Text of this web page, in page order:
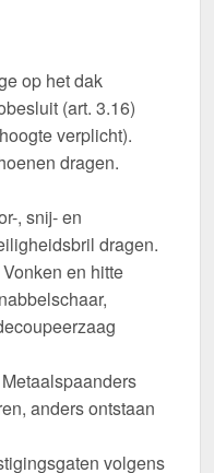
op het dak
(art. 3.16)
verplicht).
dragen.
, snij- en
dragen.
en hitte
anders ontstaan
volgens